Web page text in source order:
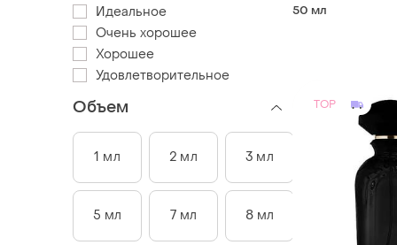
50 мл
TOP
Идеальное
Очень хорошее
Хорошее
Удовлетворительное
Объем
1 мл 2 мл 3 мл
5 мл 7 мл 8 мл